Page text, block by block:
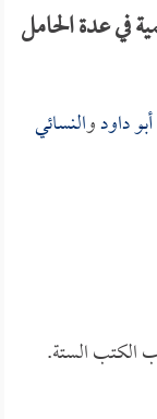
في عدة الحامل
أبو داودوالنسائي
الكتب الستة.